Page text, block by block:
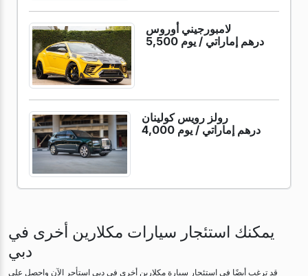
لامبورجيني أوروس
5,500 درهم إماراتي /يوم
رولز رويس كولينان
4,000 درهم إماراتي /يوم
يمكنك استئجار سيارات مكلارين أخرى في
دبي
قد ترغب أيضًا في استئجار سيارة مكلارين أخرى في دبي استأجر الآن واحصل على